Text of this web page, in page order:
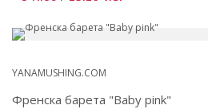
YANAMUSHING.COM
Френска барета "Baby pink"